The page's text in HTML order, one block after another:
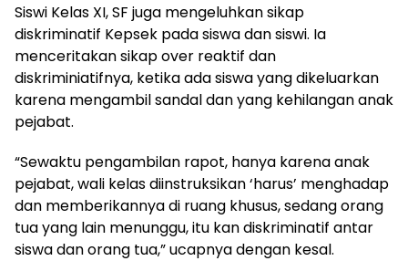
Siswi Kelas XI, SF juga mengeluhkan sikap
diskriminatif Kepsek pada siswa dan siswi. Ia
menceritakan sikap over reaktif dan
diskriminiatifnya, ketika ada siswa yang dikeluarkan
karena mengambil sandal dan yang kehilangan anak
pejabat.
“Sewaktu pengambilan rapot, hanya karena anak
pejabat, wali kelas diinstruksikan ‘harus’ menghadap
dan memberikannya di ruang khusus, sedang orang
tua yang lain menunggu, itu kan diskriminatif antar
siswa dan orang tua,” ucapnya dengan kesal.